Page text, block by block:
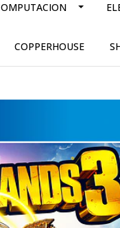
COPPERHOUSE